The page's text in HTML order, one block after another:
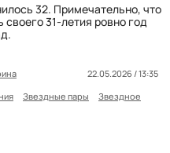
32. Примечательно, что
31-летия ровно год
22.05.2026 / 13:35
Звездные пары
Звездное